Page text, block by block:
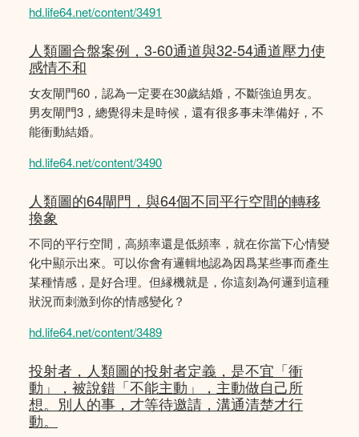
hd.life64.net/content/3491
人類圖合盤案例，3-60通道與32-54通道壓力使
感情不和
女友閘門60，認為一定要在30歲結婚，不斷強迫男友。
男友閘門3，總覺得未是時候，還有很多事未準備好，不
能衝動結婚。
hd.life64.net/content/3490
人類圖的64閘門，與64個不同平行空間的轉移
換象
不同的平行空間，高頻率還是低頻率，就在你當下心情變
化中顯示出來。可以你會有邏輯地認為因爲某些事而產生
某種情感，是好合理。但縁機就是，你這刻為何邏到這種
狀況而刺激到你的情感變化？
hd.life64.net/content/3489
投射者，人類圖的投射者定義，是不宜「衝
動」，被說錯「不能主動」，主動做自己所
想。別人的事，才等待邀請，溝通清楚才行
動。